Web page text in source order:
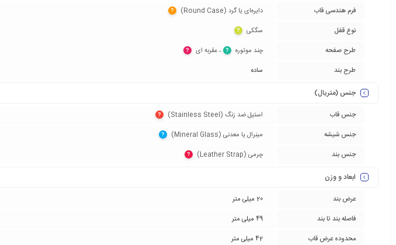
فرم هندسی قاب دایره‌ای یا گرد (Round Case)‏ ?
نوع قفل سگکی‏ ?
طرح صفحه چند موتوره‏ ? ‏، عقربه ای‏ ?
طرح بند ساده
جنس (متریال)
جنس قاب استیل ضد زنگ (Stainless Steel)‏ ?
جنس شیشه مینرال یا معدنی (Mineral Glass)‏ ?
جنس بند چرمی (Leather Strap)‏ ?
ابعاد و وزن
عرض بند
20 میلی متر
فاصله بند تا بند
49 میلی متر
محدوده عرض قاب
42 میلی متر